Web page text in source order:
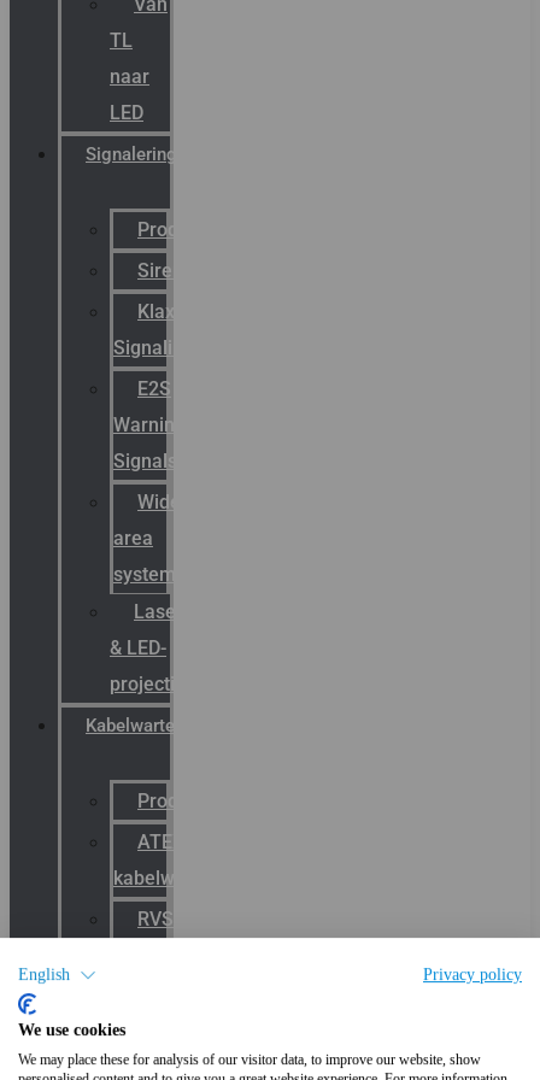
English Privacy policy
We use cookies
We may place these for analysis of our visitor data, to improve our website, show
TL
naar
LED
Signalering
Productcatalogus
Sirena
Klaxon
Signaling
E2S
Warning
Signals
Wide
area
systemen
Laserbelijning
& LED-
projectie
Kabelwartels
Productcatalogus
ATEX
kabelwartels
RVS
kabelwartels
E-